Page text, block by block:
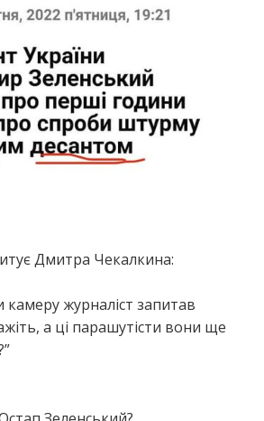
Дмитра Чекалкина:
журналіст запитав
а ці парашутісти вони ще